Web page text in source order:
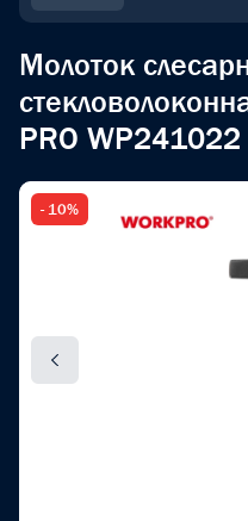
Молоток
PRO WP241022
- 10%